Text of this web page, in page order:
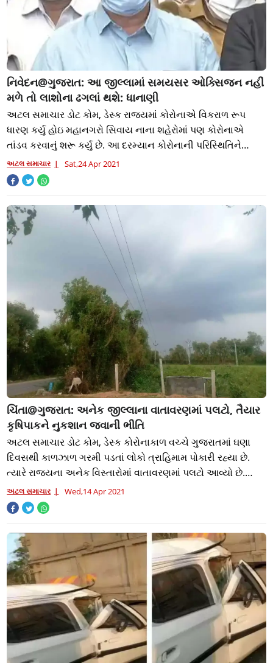
નિવેદન@ગુજરાત: આ જીલ્લામાં સમયસર ઓક્સિજન નહીં
મળે તો લાશોના ઢગલાં થશે: ધાનાણી
અટલ સમાચાર ડોટ કોમ, ડેસ્ક રાજ્યમાં કોરોનાએ વિકરાળ રૂપ
ધારણ કર્યુ હોઇ મહાનગરો સિવાય નાના શહેરોમાં પણ કોરોનાએ
તાંડવ કરવાનું શરૂ કર્યું છે. આ દરમ્યાન કોરોનાની પરિસ્થિતિને
ધ્યાનમા રાખી વિપક્ષ નેતા પરેશ ધ
અટલ સમાચાર Sat,24 Apr 2021
ચિંતા@ગુજરાત: અનેક જીલ્લાના વાતાવરણમાં પલટો, તૈયાર
કૃષિપાકને નુકશાન જવાની ભીતિ
અટલ સમાચાર ડોટ કોમ, ડેસ્ક કોરોનાકાળ વચ્ચે ગુજરાતમાં ઘણા
દિવસથી કાળઝાળ ગરમી પડતાં લોકો ત્રાહિમામ પોકારી રહ્યા છે.
ત્યારે રાજ્યના અનેક વિસ્તારોમાં વાતાવરણમાં પલટો આવ્યો છે.
રાજ્યનાં અમરેલી, સાબરકાંઠા,
અટલ સમાચાર Wed,14 Apr 2021